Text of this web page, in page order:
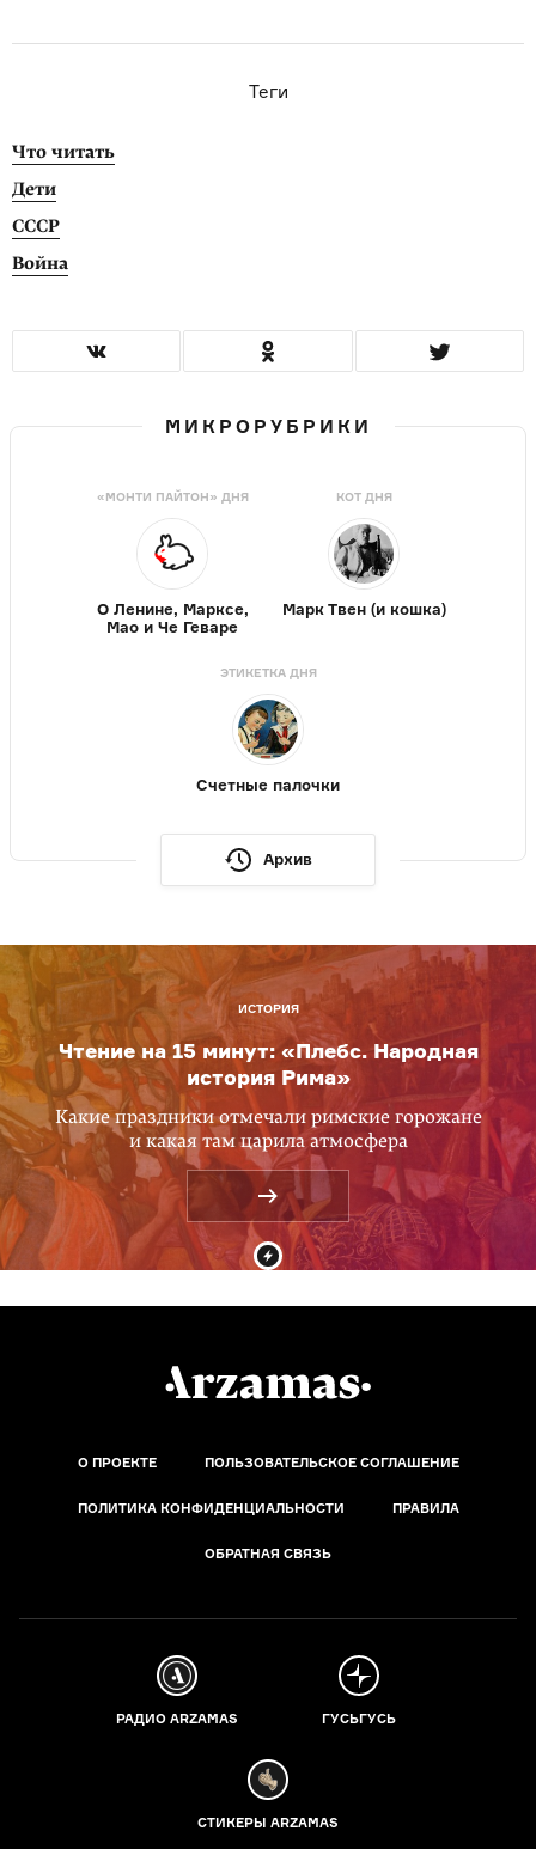
Теги
Что читать
Дети
СССР
Война
МИКРОРУБРИКИ
«МОНТИ ПАЙТОН» ДНЯ
О Ленине, Марксе,
Мао и Че Геваре
КОТ ДНЯ
Марк Твен (и кошка)
ЭТИКЕТКА ДНЯ
Счетные палочки
Архив
ИСТОРИЯ
Чтение на 15 минут: «Плебс. Народная
история Рима»
Какие праздники отмечали римские горожане
и какая там царила атмосфера
О ПРОЕКТЕ ПОЛЬЗОВАТЕЛЬСКОЕ СОГЛАШЕНИЕ
ПОЛИТИКА КОНФИДЕНЦИАЛЬНОСТИ ПРАВИЛА
ОБРАТНАЯ СВЯЗЬ
РАДИО ARZAMAS ГУСЬГУСЬ
СТИКЕРЫ ARZAMAS